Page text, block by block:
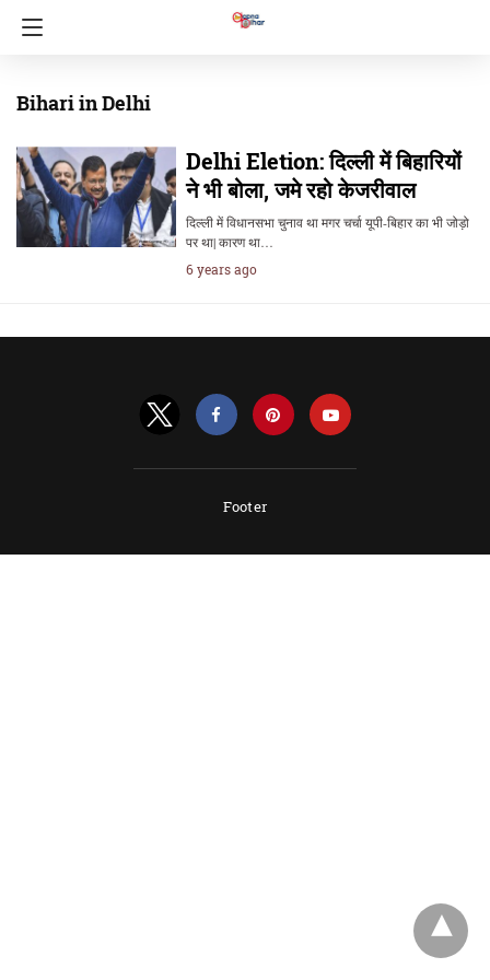
Bihari in Delhi
Delhi Eletion: दिल्ली में बिहारियों
ने भी बोला, जमे रहो केजरीवाल
दिल्ली में विधानसभा चुनाव था मगर चर्चा यूपी-बिहार का भी जोड़ो
पर था| कारण था…
6 years ago
Footer